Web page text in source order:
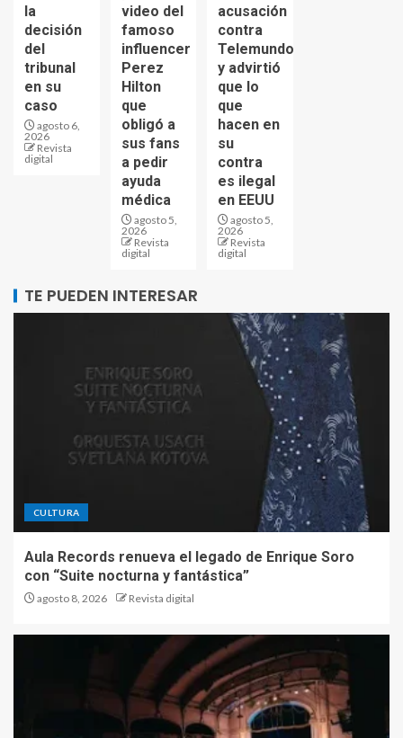
la
decisión
del
tribunal
en su
caso
agosto 6,
2026
Revista
digital
video del
famoso
influencer
Perez
Hilton
que
obligó a
sus fans
a pedir
ayuda
médica
agosto 5,
2026
Revista
digital
acusación
contra
Telemundo
y advirtió
que lo
que
hacen en
su
contra
es ilegal
en EEUU
agosto 5,
2026
Revista
digital
TE PUEDEN INTERESAR
CULTURA
Aula Records renueva el legado de Enrique Soro
con “Suite nocturna y fantástica”
agosto 8, 2026 Revista digital